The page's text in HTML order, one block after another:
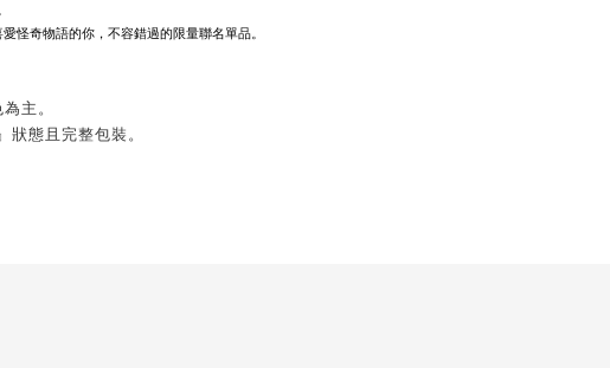
怪奇物語的你，不容錯過的限量聯名單品。
主。
態且完整包裝。